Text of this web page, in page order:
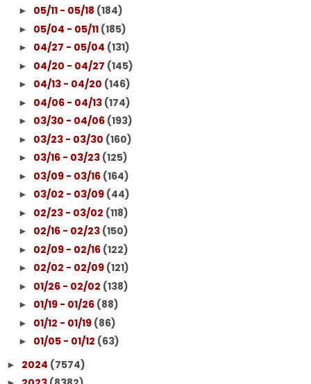
► 05/11 - 05/18 (184)
► 05/04 - 05/11 (185)
► 04/27 - 05/04 (131)
► 04/20 - 04/27 (145)
► 04/13 - 04/20 (146)
► 04/06 - 04/13 (174)
► 03/30 - 04/06 (193)
► 03/23 - 03/30 (160)
► 03/16 - 03/23 (125)
► 03/09 - 03/16 (164)
► 03/02 - 03/09 (44)
► 02/23 - 03/02 (118)
► 02/16 - 02/23 (150)
► 02/09 - 02/16 (122)
► 02/02 - 02/09 (121)
► 01/26 - 02/02 (138)
► 01/19 - 01/26 (88)
► 01/12 - 01/19 (86)
► 01/05 - 01/12 (63)
► 2024 (7574)